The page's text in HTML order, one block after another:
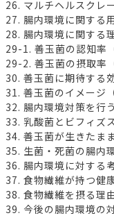
26. マルチヘルスクレ
27. 腸内環境に関する
28. 腸内環境に関する
29-1. 善玉菌の認知率（
29-2. 善玉菌の摂取率（
30. 善玉菌に期待する
31. 善玉菌のイメージ（
32. 腸内環境対策を行
33. 乳酸菌とビフィズ
34. 善玉菌が生きたま
35. 生菌・死菌の腸内
36. 腸内環境に対する
37. 食物繊維が持つ健
38. 食物繊維を摂る理
39. 今後の腸内環境の